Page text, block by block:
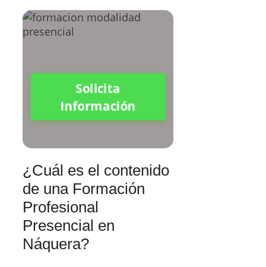
Solicita
Información
¿Cuál es el contenido
de una Formación
Profesional
Presencial en
Náquera?